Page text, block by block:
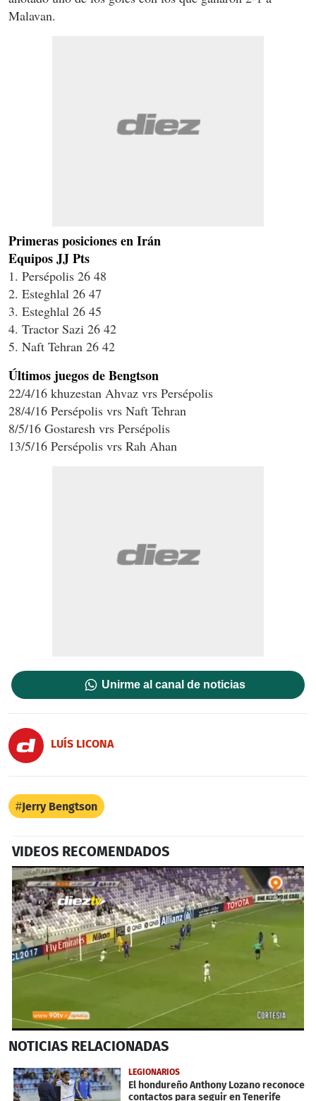
Malavan.
Primeras posiciones en Irán
Equipos JJ Pts
1. Persépolis 26 48
2. Esteghlal 26 47
3. Esteghlal 26 45
4. Tractor Sazi 26 42
5. Naft Tehran 26 42
Últimos juegos de Bengtson
22/4/16 khuzestan Ahvaz vrs Persépolis
28/4/16 Persépolis vrs Naft Tehran
8/5/16 Gostaresh vrs Persépolis
13/5/16 Persépolis vrs Rah Ahan
Unirme al canal de noticias
LUÍS LICONA
Jerry Bengtson
VIDEOS RECOMENDADOS
seconds
44
seconds
NOTICIAS RELACIONADAS
LEGIONARIOS
El hondureño Anthony Lozano reconoce
contactos para seguir en Tenerife